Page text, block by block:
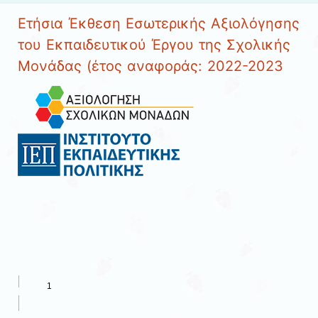
Ετήσια Έκθεση Εσωτερικής Αξιολόγησης
του Εκπαιδευτικού Έργου της Σχολικής
Μονάδας (έτος αναφοράς: 2022-2023